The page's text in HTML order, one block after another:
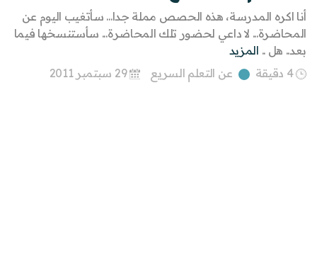
أنا اكره المدرسة، هذه الحصص مملة جدا... سأتغيب اليوم عن
المحاضرة... لا داعي لحضور تلك المحاضرة... سأستنسخها فيما
بعد.. هل .. المزيد
4 دقيقة
عن التعلم السريع 29 سبتمبر 2011